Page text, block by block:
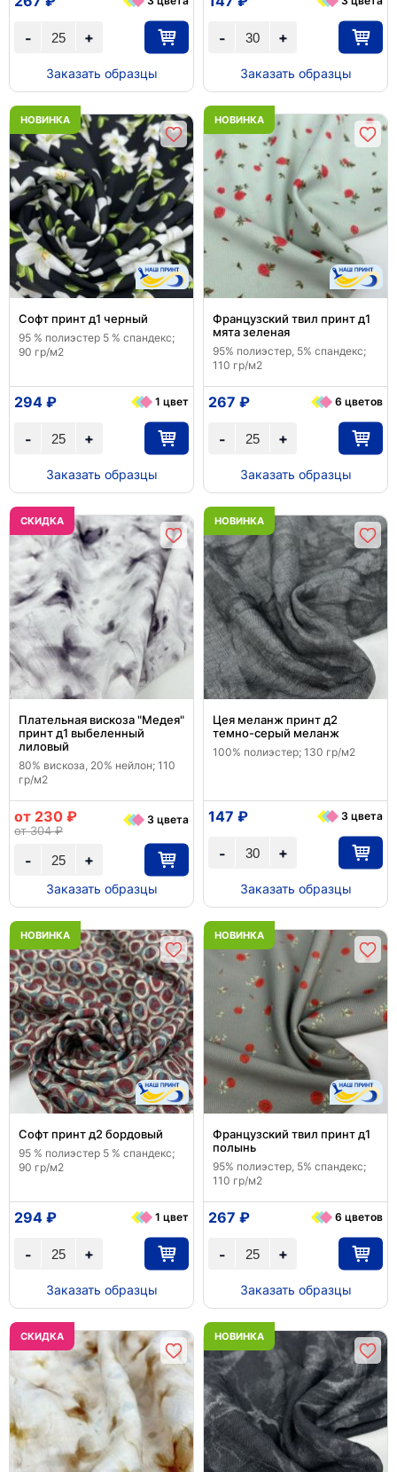
+
-
Заказать образцы
+
-
Заказать образцы
НОВИНКА
Софт принт д1 черный
95 % полиэстер 5 % спандекс;
90 гр/м2
+
-
294 ₽ 1 цвет
Заказать образцы
НОВИНКА
Французский твил принт д1
мята зеленая
95% полиэстер, 5% спандекс;
110 гр/м2
+
-
267 ₽ 6 цветов
Заказать образцы
CКИДКА
Плательная вискоза "Медея"
принт д1 выбеленный
лиловый
80% вискоза, 20% нейлон; 110
гр/м2
+
-
от 230 ₽
от 304 ₽
3 цвета
Заказать образцы
НОВИНКА
Цея меланж принт д2
темно-серый меланж
100% полиэстер; 130 гр/м2
+
-
147 ₽ 3 цвета
Заказать образцы
НОВИНКА
Софт принт д2 бордовый
95 % полиэстер 5 % спандекс;
90 гр/м2
+
-
294 ₽ 1 цвет
Заказать образцы
НОВИНКА
Французский твил принт д1
полынь
95% полиэстер, 5% спандекс;
110 гр/м2
+
-
267 ₽ 6 цветов
Заказать образцы
CКИДКА НОВИНКА